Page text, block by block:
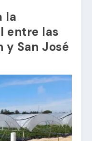
la
entre las
y San José